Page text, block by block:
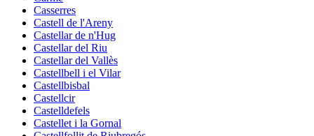
Casserres
Castell de l'Areny
Castellar de n'Hug
Castellar del Riu
Castellar del Vallès
Castellbell i el Vilar
Castellbisbal
Castellcir
Castelldefels
Castellet i la Gornal